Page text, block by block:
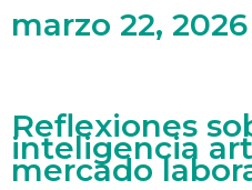
marzo 22, 2026
Reflexiones
inteligencia
mercado